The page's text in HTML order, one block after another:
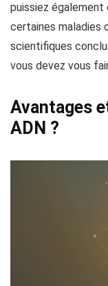
puissiez
certaines maladies
scientifiques
vous devez vous
Avantages
ADN ?